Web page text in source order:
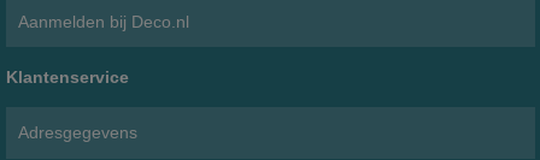
Aanmelden bij Deco.nl
Klantenservice
Adresgegevens